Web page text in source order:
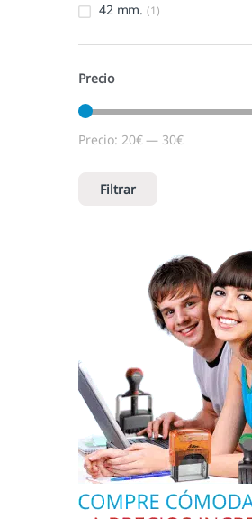
42 mm. (1)
Precio
Precio mínimo
Precio máximo
Filtrar
Precio: 20€— 30€